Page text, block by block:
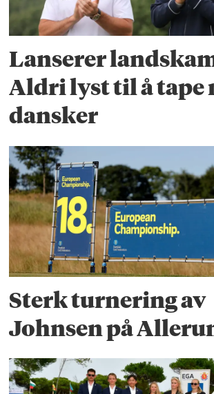
Lanserer
Aldri lyst til å tape
dansker
Sterk turnering av
Johnsen på